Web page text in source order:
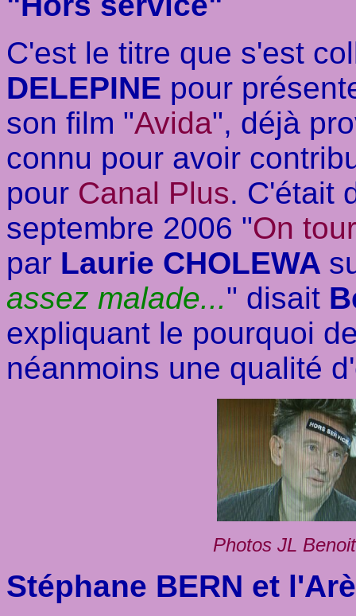
C'est le titre que s'est
DELEPINE pour
son film "Avida", déjà
connu pour avoir
pour Canal Plus. C'était
septembre 2006 "On
par Laurie CHOLEWA
assez malade..." disait
expliquant le pourquoi
néanmoins une qualité
Photos JL
Stéphane BERN et